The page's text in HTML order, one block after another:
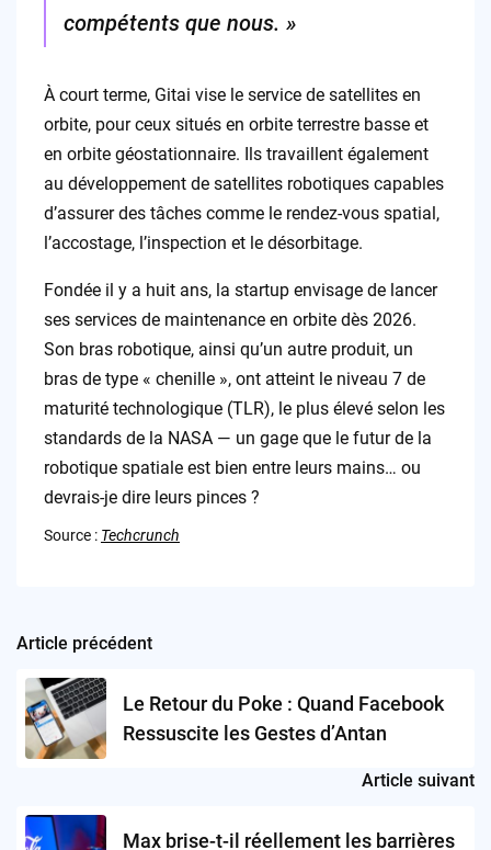
compétents que nous. »
À court terme, Gitai vise le service de satellites en
orbite, pour ceux situés en orbite terrestre basse et
en orbite géostationnaire. Ils travaillent également
au développement de satellites robotiques capables
d’assurer des tâches comme le rendez-vous spatial,
l’accostage, l’inspection et le désorbitage.
Fondée il y a huit ans, la startup envisage de lancer
ses services de maintenance en orbite dès 2026.
Son bras robotique, ainsi qu’un autre produit, un
bras de type « chenille », ont atteint le niveau 7 de
maturité technologique (TLR), le plus élevé selon les
standards de la NASA — un gage que le futur de la
robotique spatiale est bien entre leurs mains… ou
devrais-je dire leurs pinces ?
Source : Techcrunch
Post
navigation
Article précédent
Le Retour du Poke : Quand Facebook
Ressuscite les Gestes d’Antan
Article suivant
Max brise-t-il réellement les barrières